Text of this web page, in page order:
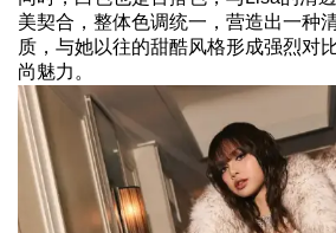
美契合，整体色调统一，营造出一种
质，与她以往的甜酷风格形成强烈对
尚魅力。